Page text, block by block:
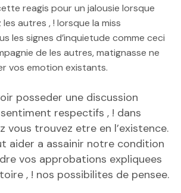
reagis pour un jalousie lorsque
autres , ! lorsque la miss
les signes d’inquietude comme ceci
de les autres, matignasse ne
vos emotion existants.
posseder une discussion
respectifs , ! dans
vous trouvez etre en l’existence.
aider a assainir notre condition
vos approbations expliquees
, ! nos possibilites de pensee.